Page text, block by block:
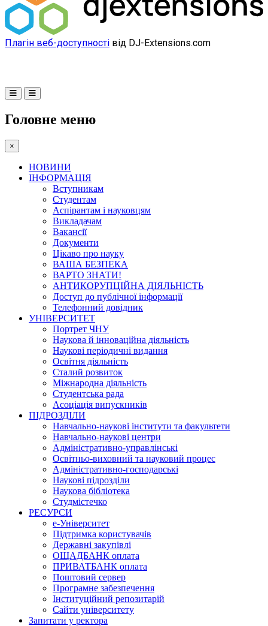
Плагін веб-доступності від DJ-Extensions.com
Головне меню
×
НОВИНИ
ІНФОРМАЦІЯ
Вступникам
Студентам
Аспірантам і науковцям
Викладачам
Вакансії
Документи
Цікаво про науку
ВАША БЕЗПЕКА
ВАРТО ЗНАТИ!
АНТИКОРУПЦІЙНА ДІЯЛЬНІСТЬ
Доступ до публічної інформації
Телефонний довідник
УНІВЕРСИТЕТ
Портрет ЧНУ
Наукова й інноваційна діяльність
Наукові періодичні видання
Освітня діяльність
Сталий розвиток
Міжнародна діяльність
Студентська рада
Асоціація випускників
ПІДРОЗДІЛИ
Навчально-наукові інститути та факультети
Навчально-наукові центри
Адміністративно-управлінські
Освітньо-виховний та науковий процес
Адміністративно-господарські
Наукові підрозділи
Наукова бібліотека
Студмістечко
РЕСУРСИ
е-Університет
Підтримка користувачів
Державні закупівлі
ОЩАДБАНК оплата
ПРИВАТБАНК оплата
Поштовий сервер
Програмне забезпечення
Інституційний репозитарій
Сайти університету
Запитати у ректора